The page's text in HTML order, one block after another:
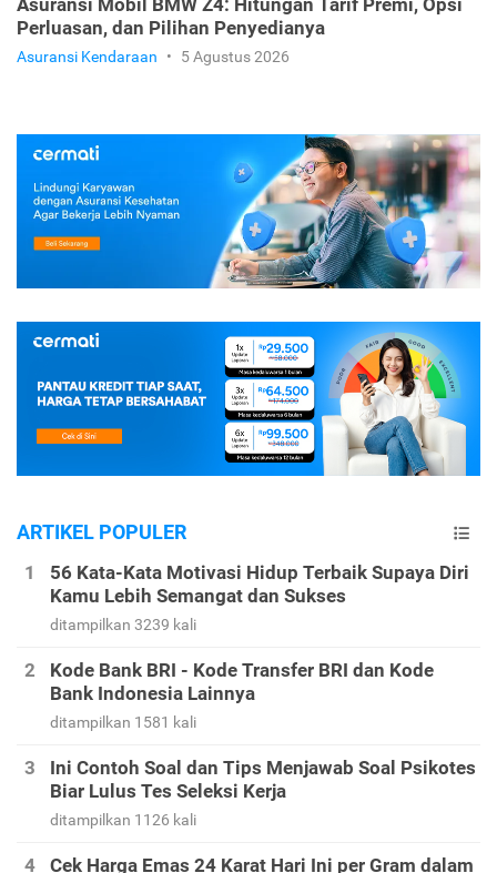
Perluasan, dan Pilihan Penyedianya
Asuransi Kendaraan • 5 Agustus 2026
ARTIKEL POPULER
56 Kata-Kata Motivasi Hidup Terbaik Supaya Diri
Kamu Lebih Semangat dan Sukses
ditampilkan 3239 kali
Kode Bank BRI - Kode Transfer BRI dan Kode
Bank Indonesia Lainnya
ditampilkan 1581 kali
Ini Contoh Soal dan Tips Menjawab Soal Psikotes
Biar Lulus Tes Seleksi Kerja
ditampilkan 1126 kali
Cek Harga Emas 24 Karat Hari Ini per Gram dalam